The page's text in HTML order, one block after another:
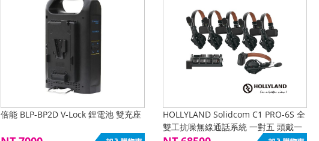
倍能 BLP-BP2D V-Lock 鋰電池 雙充座
HOLLYLAND Solidcom C1 PRO-6S 全
雙工抗噪無線通話系統 一對五 頭戴一